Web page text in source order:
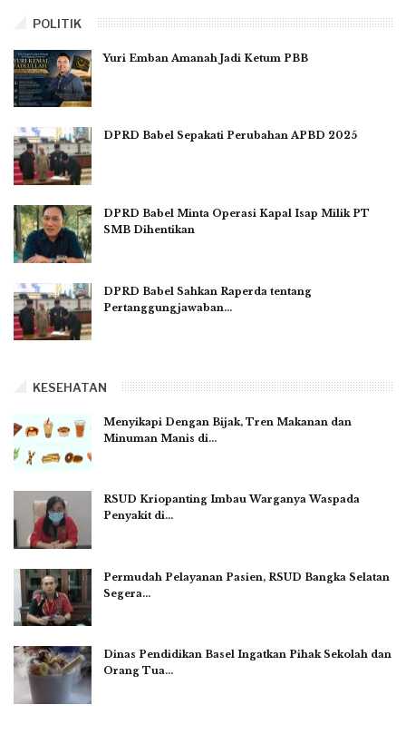
POLITIK
Yuri Emban Amanah Jadi Ketum PBB
DPRD Babel Sepakati Perubahan APBD 2025
DPRD Babel Minta Operasi Kapal Isap Milik PT
SMB Dihentikan
DPRD Babel Sahkan Raperda tentang
Pertanggungjawaban…
KESEHATAN
Menyikapi Dengan Bijak, Tren Makanan dan
Minuman Manis di…
RSUD Kriopanting Imbau Warganya Waspada
Penyakit di…
Permudah Pelayanan Pasien, RSUD Bangka Selatan
Segera…
Dinas Pendidikan Basel Ingatkan Pihak Sekolah dan
Orang Tua…